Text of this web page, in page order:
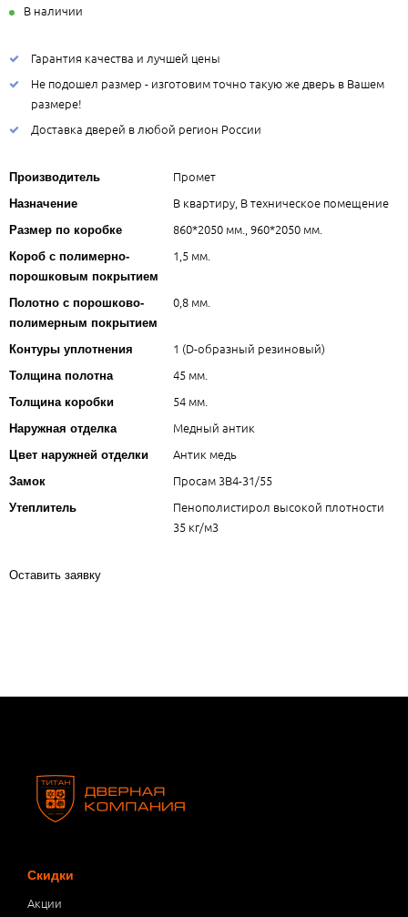
В наличии
Гарантия качества и лучшей цены
Не подошел размер - изготовим точно такую же дверь в Вашем
размере!
Доставка дверей в любой регион России
Производитель Промет
Назначение В квартиру, В техническое помещение
Размер по коробке 860*2050 мм., 960*2050 мм.
Короб с полимерно-
порошковым покрытием
1,5 мм.
Полотно с порошково-
полимерным покрытием
0,8 мм.
Контуры уплотнения 1 (D-образный резиновый)
Толщина полотна 45 мм.
Толщина коробки 54 мм.
Наружная отделка Медный антик
Цвет наружней отделки Антик медь
Замок Просам 3В4-31/55
Утеплитель
Пенополистирол высокой плотности
35 кг/м3
Оставить заявку
Скидки
Акции